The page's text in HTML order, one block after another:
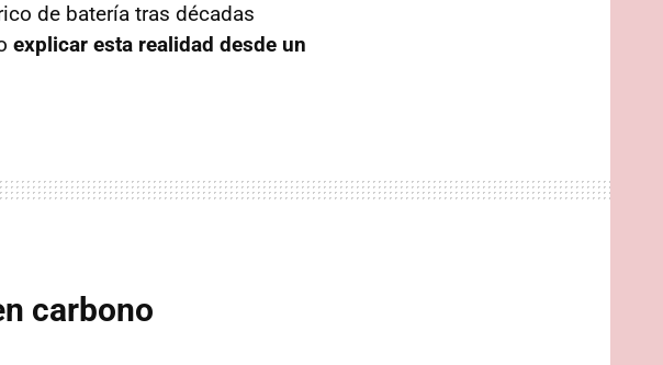
de batería tras décadas
explicar esta realidad desde un
carbono